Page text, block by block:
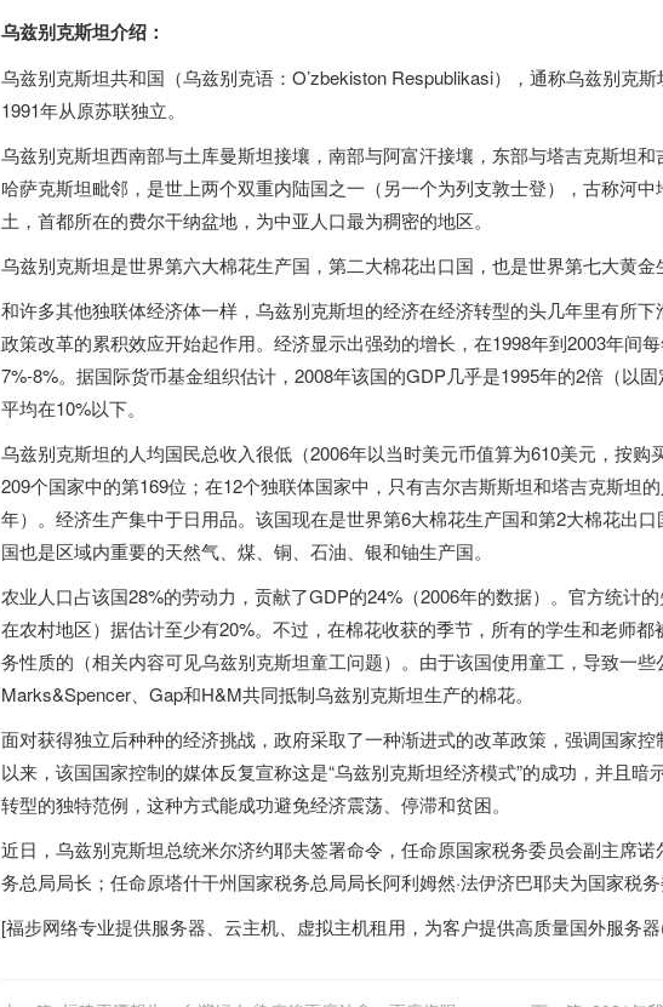
乌兹别克斯坦介绍：
乌兹别克斯坦共和国（乌兹别克语：O’zbekiston Respublikasi），通称乌兹别克
1991年从原苏联独立。
乌兹别克斯坦西南部与土库曼斯坦接壤，南部与阿富汗接壤，东部与塔吉克斯坦
哈萨克斯坦毗邻，是世上两个双重内陆国之一（另一个为列支敦士登），古称河
土，首都所在的费尔干纳盆地，为中亚人口最为稠密的地区。
乌兹别克斯坦是世界第六大棉花生产国，第二大棉花出口国，也是世界第七大黄金
和许多其他独联体经济体一样，乌兹别克斯坦的经济在经济转型的头几年里有所
政策改革的累积效应开始起作用。经济显示出强劲的增长，在1998年到2003年间
7%-8%。据国际货币基金组织估计，2008年该国的GDP几乎是1995年的2倍（以
平均在10%以下。
乌兹别克斯坦的人均国民总收入很低（2006年以当时美元币值算为610美元，按购
209个国家中的第169位；在12个独联体国家中，只有吉尔吉斯斯坦和塔吉克斯坦
年）。经济生产集中于日用品。该国现在是世界第6大棉花生产国和第2大棉花出
国也是区域内重要的天然气、煤、铜、石油、银和铀生产国。
农业人口占该国28%的劳动力，贡献了GDP的24%（2006年的数据）。官方统计
在农村地区）据估计至少有20%。不过，在棉花收获的季节，所有的学生和老师
务性质的（相关内容可见乌兹别克斯坦童工问题）。由于该国使用童工，导致一些
Marks&Spencer、Gap和H&M共同抵制乌兹别克斯坦生产的棉花。
面对获得独立后种种的经济挑战，政府采取了一种渐进式的改革政策，强调国家
以来，该国国家控制的媒体反复宣称这是“乌兹别克斯坦经济模式”的成功，并且暗
转型的独特范例，这种方式能成功避免经济震荡、停滞和贫困。
近日，乌兹别克斯坦总统米尔济约耶夫签署命令，任命原国家税务委员会副主席
务总局局长；任命原塔什干州国家税务总局局长阿利姆然·法伊济巴耶夫为国家税务
[福步网络专业提供服务器 云主机 虚拟主机租用，为客户提供高质量国外服务器